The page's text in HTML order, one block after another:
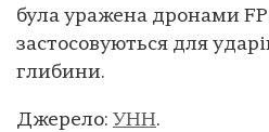
була уражена дронами
застосовуються для
глибини.
Джерело: УНН.